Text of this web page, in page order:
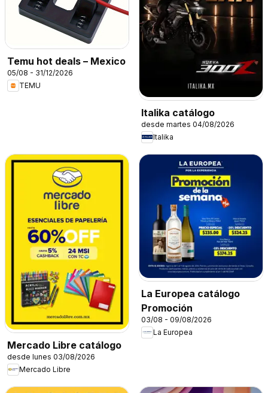
Temu hot deals – Mexico
05/08 - 31/12/2026
TEMU
Italika catálogo
desde martes 04/08/2026
Italika
Mercado Libre catálogo
desde lunes 03/08/2026
Mercado Libre
La Europea catálogo
Promoción
03/08 - 09/08/2026
La Europea